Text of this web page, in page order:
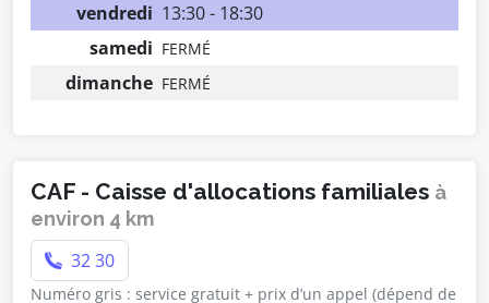
vendredi 13:30 - 18:30
samedi FERMÉ
dimanche FERMÉ
CAF - Caisse d'allocations familiales à
environ 4 km
32 30
Numéro gris : service gratuit + prix d’un appel (dépend de